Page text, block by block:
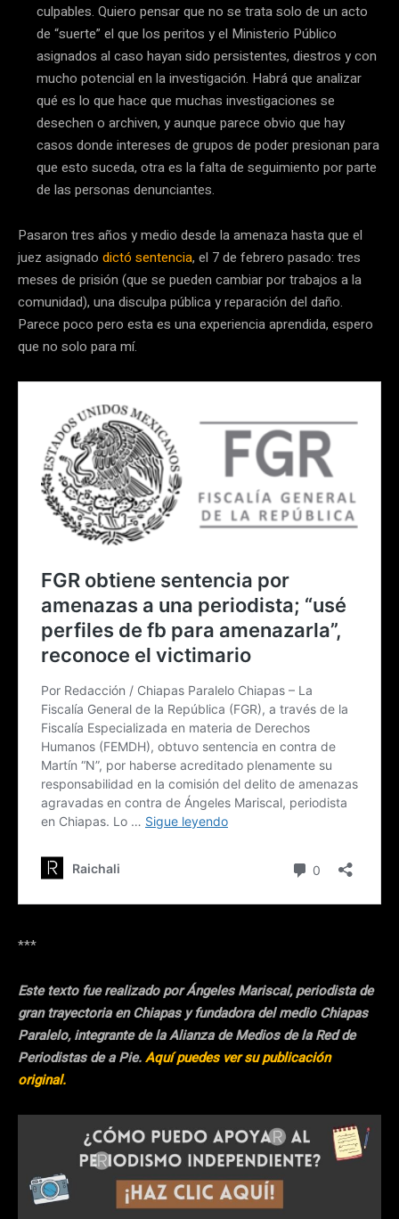
culpables. Quiero pensar que no se trata solo de un acto
de “suerte” el que los peritos y el Ministerio Público
asignados al caso hayan sido persistentes, diestros y con
mucho potencial en la investigación. Habrá que analizar
qué es lo que hace que muchas investigaciones se
desechen o archiven, y aunque parece obvio que hay
casos donde intereses de grupos de poder presionan para
que esto suceda, otra es la falta de seguimiento por parte
de las personas denunciantes.
Pasaron tres años y medio desde la amenaza hasta que el
juez asignado dictó sentencia, el 7 de febrero pasado: tres
meses de prisión (que se pueden cambiar por trabajos a la
comunidad), una disculpa pública y reparación del daño.
Parece poco pero esta es una experiencia aprendida, espero
que no solo para mí.
***
Este texto fue realizado por Ángeles Mariscal, periodista de
gran trayectoria en Chiapas y fundadora del medio Chiapas
Paralelo, integrante de la Alianza de Medios de la Red de
Periodistas de a Pie.Aquí puedes ver su publicación
original.